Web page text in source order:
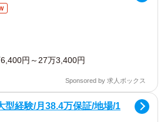
円～27万3,400円
Sponsored by 求人ボックス
型経験/月38.4万保証/地場/1